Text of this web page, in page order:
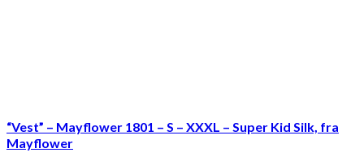
“Vest” – Mayflower 1801 – S – XXXL – Super Kid Silk, fra
Mayflower